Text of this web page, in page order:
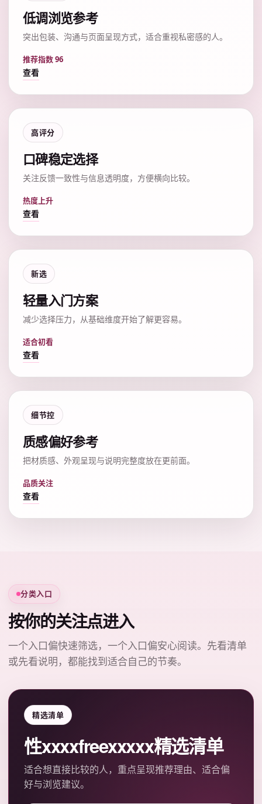
低调浏览参考
突出包装、沟通与页面呈现方式，适合重视私密感的人。
推荐指数 96
查看
高评分
口碑稳定选择
关注反馈一致性与信息透明度，方便横向比较。
热度上升
查看
新选
轻量入门方案
减少选择压力，从基础维度开始了解更容易。
适合初看
查看
细节控
质感偏好参考
把材质感、外观呈现与说明完整度放在更前面。
品质关注
查看
分类入口
按你的关注点进入
一个入口偏快速筛选，一个入口偏安心阅读。先看清单
或先看说明，都能找到适合自己的节奏。
精选清单
性xxxxfreexxxxx精选清单
适合想直接比较的人，重点呈现推荐理由、适合偏
好与浏览建议。